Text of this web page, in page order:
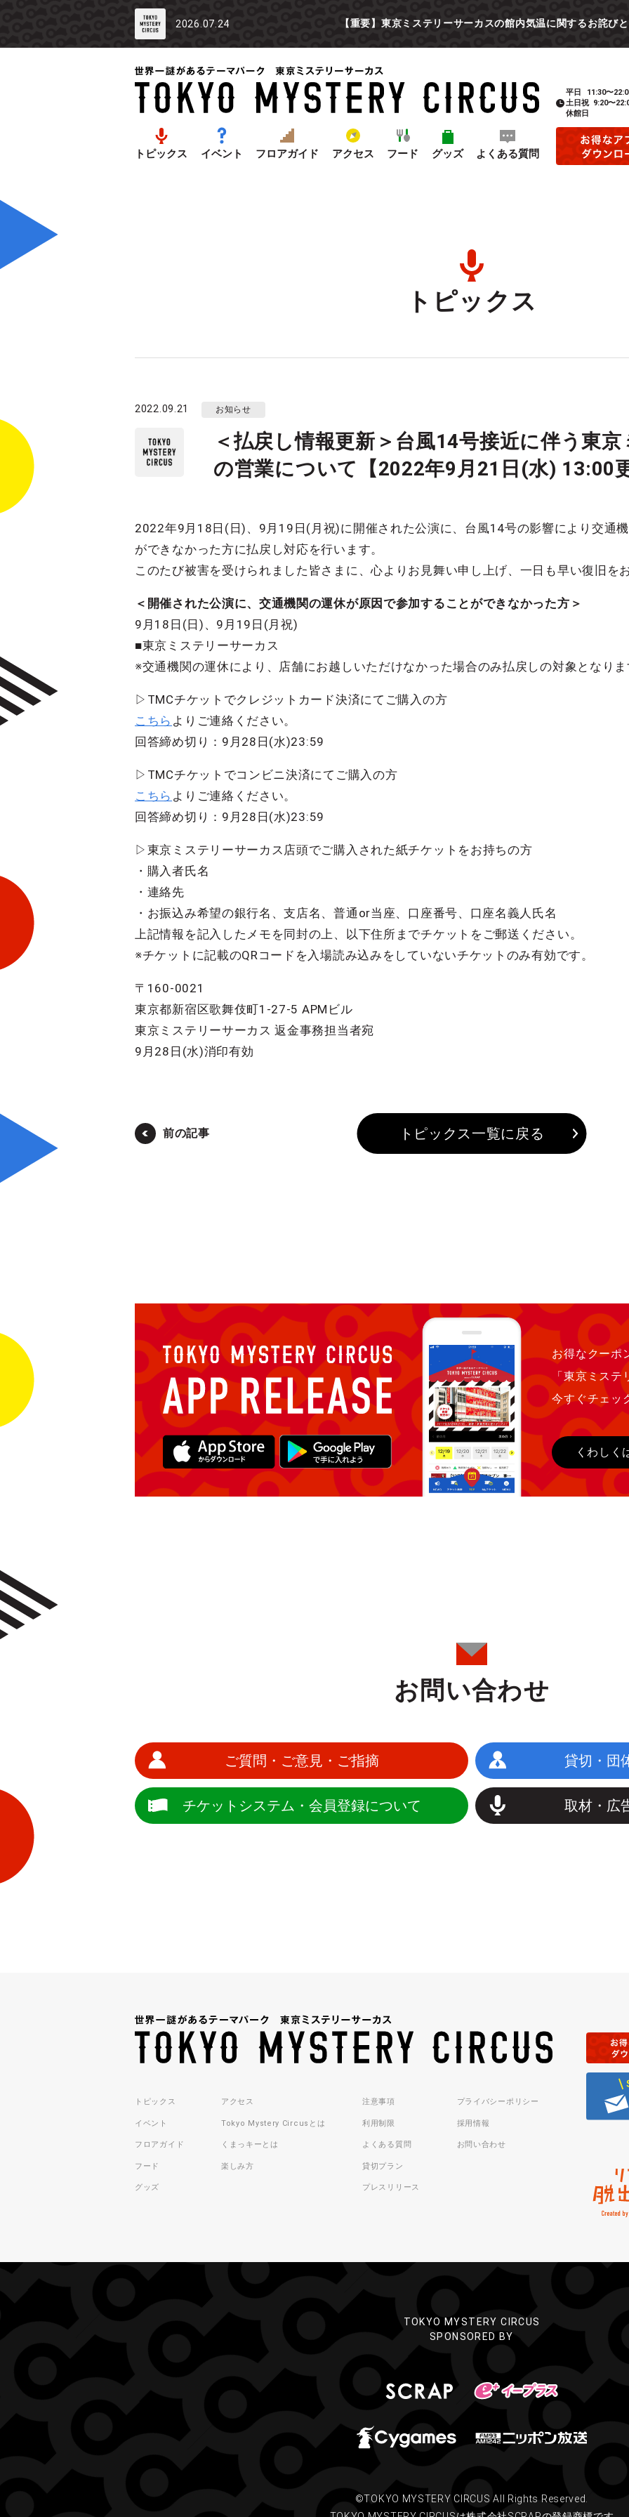
2026.07.24 【重要】東京ミステリーサーカスの館内気温に関するお詫び
トピックス イベント フロアガイド アクセス フード グッズ よくある質問
平日
11:30〜
土日祝 9:20〜
休館日
トピックス
2022.09.21 お知らせ
＜払戻し情報更新＞台風14号接近に伴う東
の営業について【2022年9月21日(水) 13:00
2022年9月18日(日)、9月19日(月祝)に開催された公演に、台風14号の影響により交通
ができなかった方に払戻し対応を行います。
このたび被害を受けられました皆さまに、心よりお見舞い申し上げ、一日も早い復旧を
＜開催された公演に、交通機関の運休が原因で参加することができなかった方＞
9月18日(日)、9月19日(月祝)
■東京ミステリーサーカス
※交通機関の運休により、店舗にお越しいただけなかった場合のみ払戻しの対象となり
▷TMCチケットでクレジットカード決済にてご購入の方
こちら よりご連絡ください。
回答締め切り：9月28日(水)23:59
▷TMCチケットでコンビニ決済にてご購入の方
こちら よりご連絡ください。
回答締め切り：9月28日(水)23:59
▷東京ミステリーサーカス店頭でご購入された紙チケットをお持ちの方
・購入者氏名
・連絡先
・お振込み希望の銀行名、支店名、普通or当座、口座番号、口座名義人氏名
上記情報を記入したメモを同封の上、以下住所までチケットをご郵送ください。
※チケットに記載のQRコードを入場読み込みをしていないチケットのみ有効です。
〒160-0021
東京都新宿区歌舞伎町1-27-5 APMビル
東京ミステリーサーカス 返金事務担当者宛
9月28日(水)消印有効
前の記事 トピックス一覧に戻る
お得なクーポ
「東京ミス
今すぐチェッ
くわしく
お問い合わせ
ご質問・ご意見・ご指摘 貸切・団
チケットシステム・会員登録について 取材・広
トピックス
イベント
フロアガイド
フード
グッズ
アクセス
Tokyo Mystery Circusとは
くまっキーとは
楽しみ方
注意事項
利用制限
よくある質問
貸切プラン
プレスリリース
プライバシーポリシー
採用情報
お問い合わせ
TOKYO MYSTERY CIRCUS
SPONSORED BY
©TOKYO MYSTERY CIRCUS All Rights Reserved.